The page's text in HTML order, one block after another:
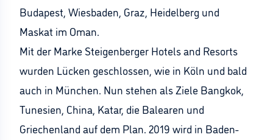
Budapest, Wiesbaden, Graz, Heidelberg und
Maskat im Oman.
Mit der Marke Steigenberger Hotels and Resorts
wurden Lücken geschlossen, wie in Köln und bald
auch in München. Nun stehen als Ziele Bangkok,
Tunesien, China, Katar, die Balearen und
Griechenland auf dem Plan. 2019 wird in Baden-